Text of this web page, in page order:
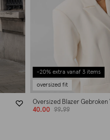
-20% extra vanaf 3 items
oversized fit
Oversized Blazer Gebroken
40.00
99.99